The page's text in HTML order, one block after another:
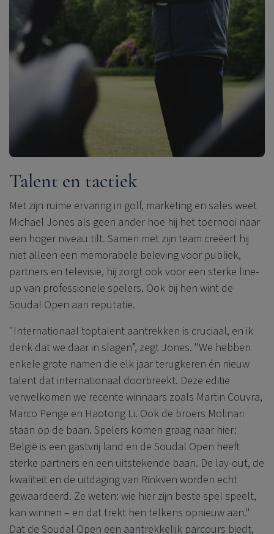
Talent en tactiek
Met zijn ruime ervaring in golf, marketing en sales weet
Michael Jones als geen ander hoe hij het toernooi naar
een hoger niveau tilt. Samen met zijn team creëert hij
niet alleen een memorabele beleving voor publiek,
partners en televisie, hij zorgt ook voor een sterke line-
up van professionele spelers. Ook bij hen wint de
Soudal Open aan reputatie.
"Internationaal toptalent aantrekken is cruciaal, en ik
denk dat we daar in slagen”, zegt Jones. "We hebben
enkele grote namen die elk jaar terugkeren én nieuw
talent dat internationaal doorbreekt. Deze editie
verwelkomen we recente winnaars zoals Martin Couvra,
Marco Penge en Haotong Li. Ook de broers Molinari
staan op de baan. Spelers komen graag naar hier:
België is een gastvrij land en de Soudal Open heeft
sterke partners en een uitstekende baan. De lay-out, de
kwaliteit en de uitdaging van Rinkven worden echt
gewaardeerd. Ze weten: wie hier zijn beste spel speelt,
kan winnen – en dat trekt hen telkens opnieuw aan."
Dat de Soudal Open een aantrekkelijk parcours biedt,